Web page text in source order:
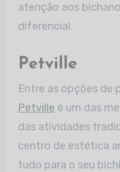
atenção aos
diferencial.
Petville
Entre as opções de
Petville é um das
das atividades
centro de estética
tudo para o seu